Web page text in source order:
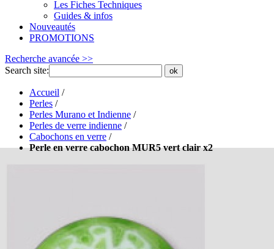
Les Fiches Techniques
Guides & infos
Nouveautés
PROMOTIONS
Recherche avancée >>
Search site:
ok
Accueil /
Perles /
Perles Murano et Indienne /
Perles de verre indienne /
Cabochons en verre /
Perle en verre cabochon MUR5 vert clair x2